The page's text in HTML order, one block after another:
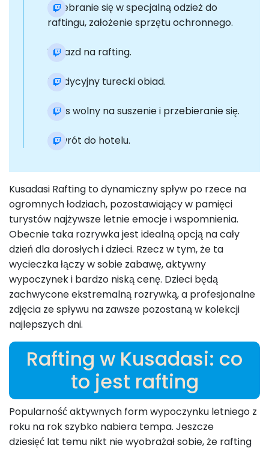
Przebranie się w specjalną odzież do
raftingu, założenie sprzętu ochronnego.
Wyjazd na rafting.
Tradycyjny turecki obiad.
Czas wolny na suszenie i przebieranie się.
Powrót do hotelu.
Kusadasi Rafting to dynamiczny spływ po rzece na
ogromnych łodziach, pozostawiający w pamięci
turystów najżywsze letnie emocje i wspomnienia.
Obecnie taka rozrywka jest idealną opcją na cały
dzień dla dorosłych i dzieci. Rzecz w tym, że ta
wycieczka łączy w sobie zabawę, aktywny
wypoczynek i bardzo niską cenę. Dzieci będą
zachwycone ekstremalną rozrywką, a profesjonalne
zdjęcia ze spływu na zawsze pozostaną w kolekcji
najlepszych dni.
Rafting w Kusadasi: co
to jest rafting
Popularność aktywnych form wypoczynku letniego z
roku na rok szybko nabiera tempa. Jeszcze
dziesięć lat temu nikt nie wyobrażał sobie, że rafting